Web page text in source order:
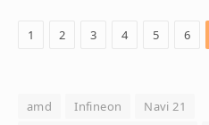
1 2 3 4 5 6
amd Infineon
Navi 21